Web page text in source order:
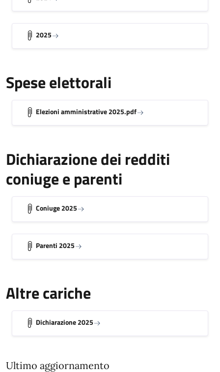
2025
Spese elettorali
Elezioni amministrative 2025.pdf
Dichiarazione dei redditi
coniuge e parenti
Coniuge 2025
Parenti 2025
Altre cariche
Dichiarazione 2025
Ultimo aggiornamento